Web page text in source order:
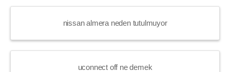
nissan almera neden tutulmuyor
uconnect off ne demek